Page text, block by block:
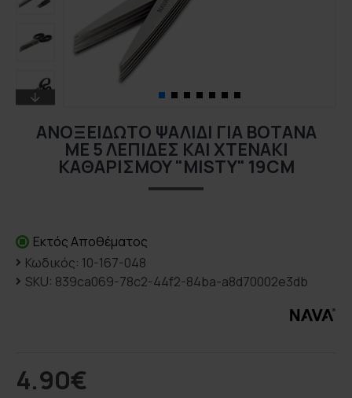
ΑΝΟΞΕΊΔΩΤΟ ΨΑΛΊΔΙ ΓΙΑ ΒΌΤΑΝΑ
ΜΕ 5 ΛΕΠΊΔΕΣ ΚΑΙ ΧΤΕΝΆΚΙ
ΚΑΘΑΡΙΣΜΟΎ "MISTY" 19CM
Εκτός Αποθέματος
Κωδικός: 10-167-048
SKU: 839ca069-78c2-44f2-84ba-a8d70002e3db
4.90€